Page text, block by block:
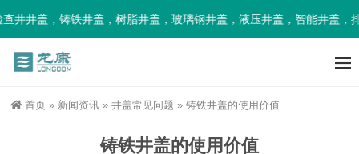
井井盖，铸铁井盖，树脂井盖，玻璃钢井盖，液压井盖，智能井盖，
首页 » 新闻资讯 » 井盖常见问题 » 铸铁井盖的使用价值
铸铁井盖的使用价值